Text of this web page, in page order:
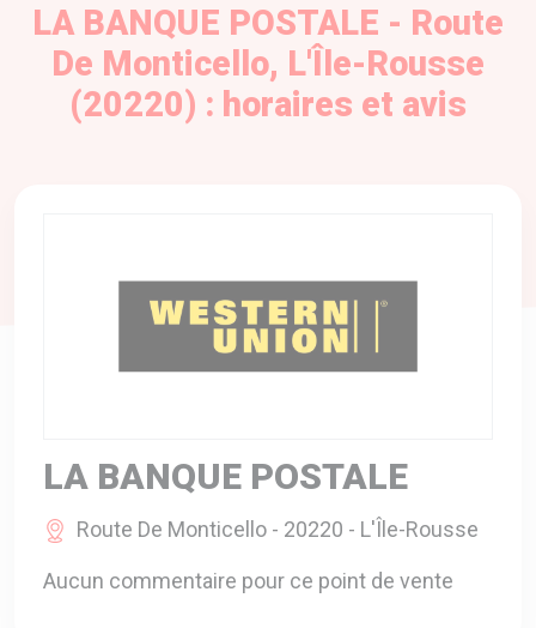
BIEN MANGER
BIO & ENVIRONNEMENT
ENTREPRISE
ANIMAUX
LA BANQUE POSTALE - Route
De Monticello, L'Île-Rousse
(20220) : horaires et avis
LA BANQUE POSTALE
Route De Monticello - 20220 - L'Île-Rousse
Aucun commentaire pour ce point de vente